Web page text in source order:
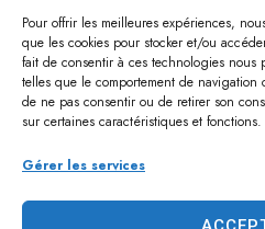
Pour offrir les meilleures expériences,
que les cookies pour stocker et/ou
fait de consentir à ces technologies nous
telles que le comportement de
de ne pas consentir ou de retirer son
sur certaines caractéristiques et fonctions.
Gérer les services
Hôtel de ville
37 Pl. Paul
59282
03 27 22 22 22
Horaires
Le samedi :